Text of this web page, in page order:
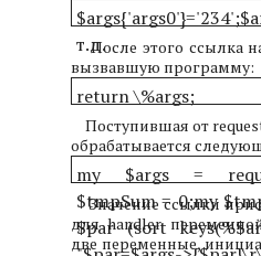
$args{'args0'}='234';
т.д.
После этого ссылка
вызвавшую программу:
return \%args;
Поступившая от
обрабатывается
my $args =
$tmpSum = 0;my
$par (sort
Значение ссылки
для handler
две переменные,